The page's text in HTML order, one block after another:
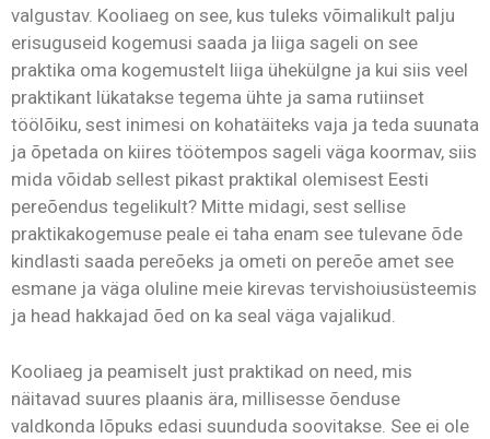
valgustav. Kooliaeg on see, kus tuleks võimalikult palju
erisuguseid kogemusi saada ja liiga sageli on see
praktika oma kogemustelt liiga ühekülgne ja kui siis veel
praktikant lükatakse tegema ühte ja sama rutiinset
töölõiku, sest inimesi on kohatäiteks vaja ja teda suunata
ja õpetada on kiires töötempos sageli väga koormav, siis
mida võidab sellest pikast praktikal olemisest Eesti
pereõendus tegelikult? Mitte midagi, sest sellise
praktikakogemuse peale ei taha enam see tulevane õde
kindlasti saada pereõeks ja ometi on pereõe amet see
esmane ja väga oluline meie kirevas tervishoiusüsteemis
ja head hakkajad õed on ka seal väga vajalikud.
Kooliaeg ja peamiselt just praktikad on need, mis
näitavad suures plaanis ära, millisesse õenduse
valdkonda lõpuks edasi suunduda soovitakse. See ei ole